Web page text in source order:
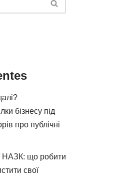
бізнесу під
про публічні
НАЗК: що робити
свої